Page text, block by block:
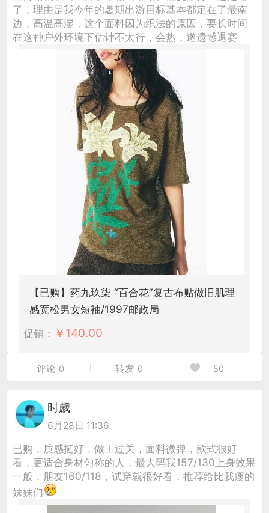
了，理由是我今年的暑期出游目标基本都定在了最南
边，高温高湿，这个面料因为织法的原因，要长时间
在这种户外环境下估计不太行，会热，遂遗憾退赛
【已购】药九玖柒 “百合花”复古布贴做旧肌理
感宽松男女短袖/1997邮政局
促销： ￥ 140.00
评论 0 转发 0 50
时歲
6月28日 11:36
已购，质感挺好，做工过关，面料微弹，款式很好
看，更适合身材匀称的人，最大码我157/130上身效果
一般，朋友160/118，试穿就很好看，推荐给比我瘦的
妹妹们